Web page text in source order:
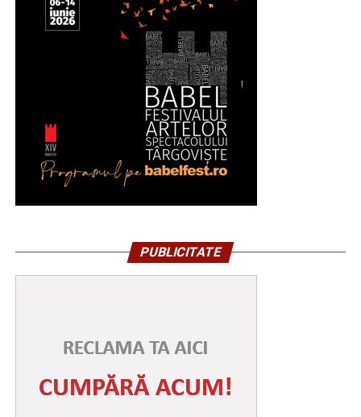
Urmărește Incomod Media și pe Google News
RECLAMA
PUBLICITATE